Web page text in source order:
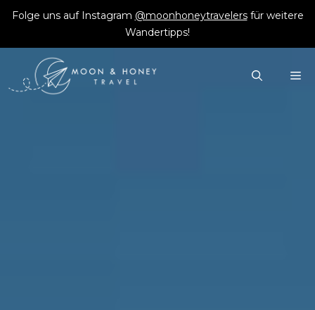
Zum
springen
Folge uns auf Instagram @moonhoneytravelersfür weitere
Wandertipps!